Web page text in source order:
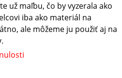
už maľbu, čo by vyzerala ako
iba ako materiál na
ale môžeme ju použiť aj na